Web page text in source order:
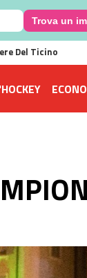
Trova un
Del Ticino